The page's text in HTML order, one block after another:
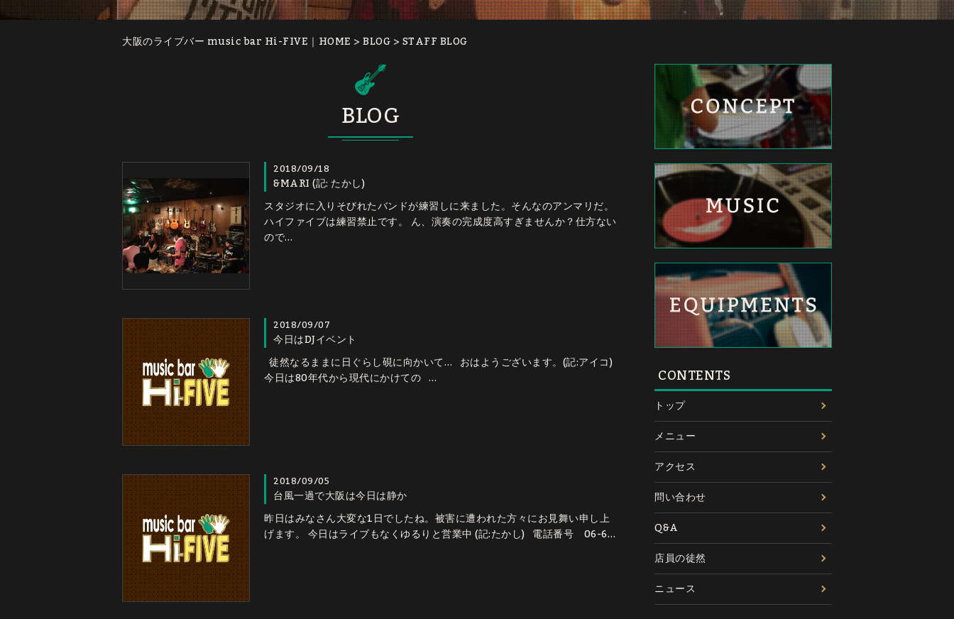
大阪のライブバー music bar Hi-FIVE｜HOME >BLOG> STAFF BLOG
BLOG
2018/09/18
&MARI (記: たかし)
スタジオに入りそびれたバンドが練習しに来ました。そんなのアンマリだ。
ハイファイブは練習禁止です。 ん、演奏の完成度高すぎませんか？仕方ない
ので…
2018/09/07
今日はDJイベント
徒然なるままに日ぐらし硯に向かいて… おはようございます。(記:アイコ)
今日は80年代から現代にかけての …
2018/09/05
台風一過で大阪は今日は静か
昨日はみなさん大変な1日でしたね。被害に遭われた方々にお見舞い申し上
げます。 今日はライブもなくゆるりと営業中 (記:たかし) 電話番号 06-6…
CONTENTS
トップ
メニュー
アクセス
問い合わせ
Q&A
店員の徒然
ニュース